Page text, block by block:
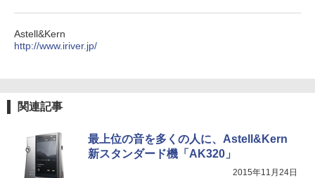
Astell&Kern
http://www.iriver.jp/
関連記事
最上位の音を多くの人に、Astell&Kern
新スタンダード機「AK320」
2015年11月24日